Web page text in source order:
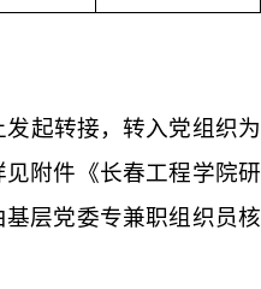
起转接，转入党组织为
附件《长春工程学院研
层党委专兼职组织员核